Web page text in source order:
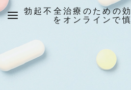
勃起不全治療のための
をオンラインで